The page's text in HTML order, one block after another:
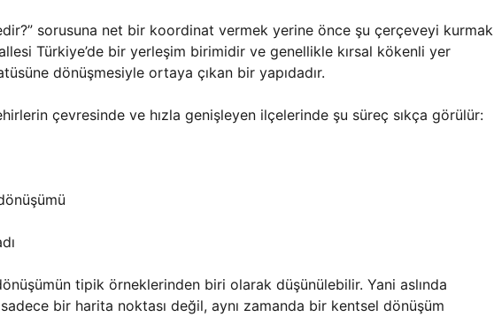
sorusuna net bir koordinat vermek yerine önce şu çerçeveyi kurmak
Türkiye’de bir yerleşim birimidir ve genellikle kırsal kökenli yer
dönüşmesiyle ortaya çıkan bir yapıdadır.
çevresinde ve hızla genişleyen ilçelerinde şu süreç sıkça görülür:
tipik örneklerinden biri olarak düşünülebilir. Yani aslında
sadece bir harita noktası değil, aynı zamanda bir kentsel dönüşüm